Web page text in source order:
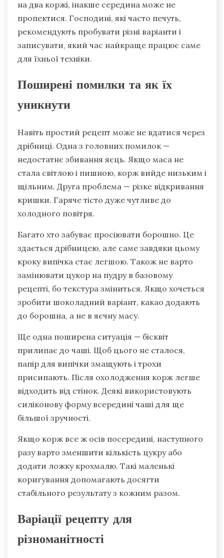
на два коржі, інакше середина може не
пропектися. Господині, які часто печуть,
рекомендують пробувати різні варіанти і
записувати, який час найкраще працює саме
для їхньої техніки.
Поширені помилки та як їх
уникнути
Навіть простий рецепт може не вдатися через
дрібниці. Одна з головних помилок —
недостатнє збивання яєць. Якщо маса не
стала світлою і пишною, корж вийде низьким і
щільним. Друга проблема — різке відкривання
кришки. Гаряче тісто дуже чутливе до
холодного повітря.
Багато хто забуває просіювати борошно. Це
здається дрібницею, але саме завдяки цьому
кроку випічка стає легшою. Також не варто
замінювати цукор на пудру в базовому
рецепті, бо текстура зміниться. Якщо хочеться
зробити шоколадний варіант, какао додають
до борошна, а не в яєчну масу.
Ще одна поширена ситуація — бісквіт
прилипає до чаші. Щоб цього не сталося,
папір для випічки змащують і трохи
присипають. Після охолодження корж легше
відходить від стінок. Деякі використовують
силіконову форму всередині чаші для ще
більшої зручності.
Якщо корж все ж осів посередині, наступного
разу варто зменшити кількість цукру або
додати ложку крохмалю. Такі маленькі
коригування допомагають досягти
стабільного результату з кожним разом.
Варіації рецепту для
різноманітності